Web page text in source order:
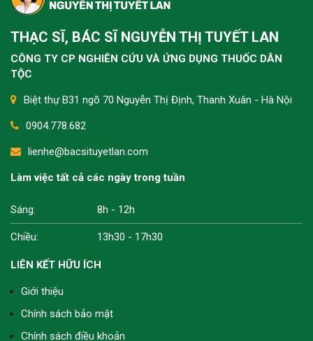
Tình trạng tê buốt tay lâu năm thường do khí
con nên kết hợp giữ ấm, vận động nhẹ và dưỡng
sinh như ngâm chân để cải thiện từ gốc. Nếu kéo
dài không giảm, nên thăm khám sớm để xử lý
lưng, nhất là khi ngồi lâu hoặc buổi tối, không biết
không ạ?
Tình trạng này thường do khí huyết kém lưu
thông, cơ xương bị căng cứng hoặc thoái hóa
nhẹ, bà con nên ngâm chân, chườm ấm và vận
Tôi bận tối không ngâm chân được sớm, toàn
THẠC SĨ, BÁC SĨ NGUYỄN THỊ TUYẾT LAN
CÔNG TY CP NGHIÊN CỨU VÀ ỨNG DỤNG THUỐC DÂN
TỘC
Biệt thự B31 ngõ 70 Nguyễn Thị Định, Thanh Xuân - Hà Nội
0904.778.682
lienhe@bacsituyetlan.com
Làm việc tất cả các ngày trong tuần
Sáng: 8h - 12h
Chiều: 13h30 - 17h30
LIÊN KẾT HỮU ÍCH
Giới thiệu
Chính sách bảo mật
Chính sách điều khoản